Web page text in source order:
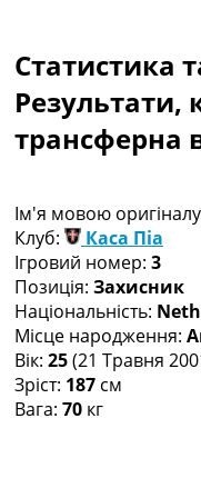
Чемпіонат
Україна.
Україна.
Ліга
Ще Турніри
Таблиці
Чемпіонат
Таблиця УПЛ
Перша Ліга
Таблиця
Таблиця Ла
Таблиця
Всі таблиці
Статистика
Результати,
трансферна
Ім'я мовою
Клуб:
Каса Піа
Ігровий номер: 3
Позиція: Захисник
Національність:
Місце народження:
Вік: 25(21 Травня
Зріст: 187 см
Вага: 70 кг